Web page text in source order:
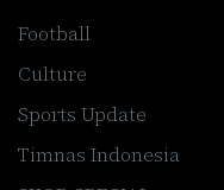
Football
Culture
Sports Update
Timnas Indonesia